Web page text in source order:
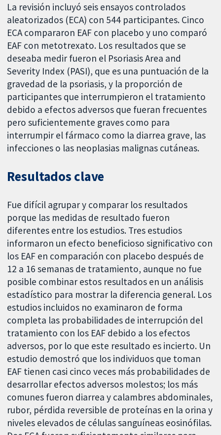
La revisión incluyó seis ensayos controlados
aleatorizados (ECA) con 544 participantes. Cinco
ECA compararon EAF con placebo y uno comparó
EAF con metotrexato. Los resultados que se
deseaba medir fueron el Psoriasis Area and
Severity Index (PASI), que es una puntuación de la
gravedad de la psoriasis, y la proporción de
participantes que interrumpieron el tratamiento
debido a efectos adversos que fueran frecuentes
pero suficientemente graves como para
interrumpir el fármaco como la diarrea grave, las
infecciones o las neoplasias malignas cutáneas.
Resultados clave
Fue difícil agrupar y comparar los resultados
porque las medidas de resultado fueron
diferentes entre los estudios. Tres estudios
informaron un efecto beneficioso significativo con
los EAF en comparación con placebo después de
12 a 16 semanas de tratamiento, aunque no fue
posible combinar estos resultados en un análisis
estadístico para mostrar la diferencia general. Los
estudios incluidos no examinaron de forma
completa las probabilidades de interrupción del
tratamiento con los EAF debido a los efectos
adversos, por lo que este resultado es incierto. Un
estudio demostró que los individuos que toman
EAF tienen casi cinco veces más probabilidades de
desarrollar efectos adversos molestos; los más
comunes fueron diarrea y calambres abdominales,
rubor, pérdida reversible de proteínas en la orina y
niveles elevados de células sanguíneas eosinófilas.